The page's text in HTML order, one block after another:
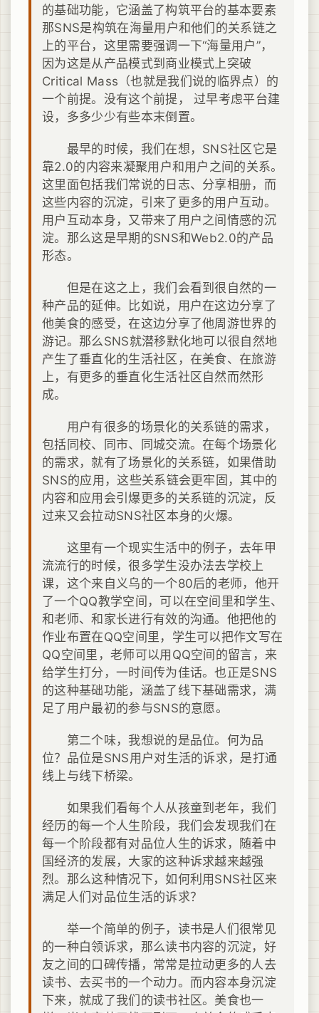
的基础功能，它涵盖了构筑平台的基本要素
那SNS是构筑在海量用户和他们的关系链之
上的平台，这里需要强调一下“海量用户”，
因为这是从产品模式到商业模式上突破
Critical Mass（也就是我们说的临界点）的
一个前提。没有这个前提， 过早考虑平台建
设，多多少少有些本末倒置。
最早的时候，我们在想，SNS社区它是
靠2.0的内容来凝聚用户和用户之间的关系。
这里面包括我们常说的日志、分享相册，而
这些内容的沉淀，引来了更多的用户互动。
用户互动本身，又带来了用户之间情感的沉
淀。那么这是早期的SNS和Web2.0的产品
形态。
但是在这之上，我们会看到很自然的一
种产品的延伸。比如说，用户在这边分享了
他美食的感受，在这边分享了他周游世界的
游记。那么SNS就潜移默化地可以很自然地
产生了垂直化的生活社区，在美食、在旅游
上，有更多的垂直化生活社区自然而然形
成。
用户有很多的场景化的关系链的需求，
包括同校、同市、同城交流。在每个场景化
的需求，就有了场景化的关系链，如果借助
SNS的应用，这些关系链会更牢固，其中的
内容和应用会引爆更多的关系链的沉淀，反
过来又会拉动SNS社区本身的火爆。
这里有一个现实生活中的例子，去年甲
流流行的时候，很多学生没办法去学校上
课，这个来自义乌的一个80后的老师，他开
了一个QQ教学空间，可以在空间里和学生、
和老师、和家长进行有效的沟通。他把他的
作业布置在QQ空间里，学生可以把作文写在
QQ空间里，老师可以用QQ空间的留言，来
给学生打分，一时间传为佳话。也正是SNS
的这种基础功能，涵盖了线下基础需求，满
足了用户最初的参与SNS的意愿。
第二个味，我想说的是品位。何为品
位？品位是SNS用户对生活的诉求，是打通
线上与线下桥梁。
如果我们看每个人从孩童到老年，我们
经历的每一个人生阶段，我们会发现我们在
每一个阶段都有对品位人生的诉求，随着中
国经济的发展，大家的这种诉求越来越强
烈。那么这种情况下，如何利用SNS社区来
满足人们对品位生活的诉求？
举一个简单的例子，读书是人们很常见
的一种白领诉求，那么读书内容的沉淀，好
友之间的口碑传播，常常是拉动更多的人去
读书、去买书的一个动力。而内容本身沉淀
下来，就成了我们的读书社区。美食也一